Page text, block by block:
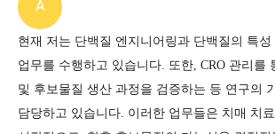
A
현재 저는 단백질 엔지니어링과 단백질의 특
업무를 수행하고 있습니다.
또한, CRO 관리를
및 후보물질 생산 과정을 검증하는 등 연구의
담당하고 있습니다. 이러한 업무들은 치매 치